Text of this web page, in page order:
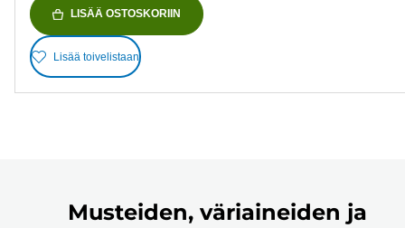
LISÄÄ OSTOSKORIIN
Lisää toivelistaan
Musteiden, väriaineiden ja